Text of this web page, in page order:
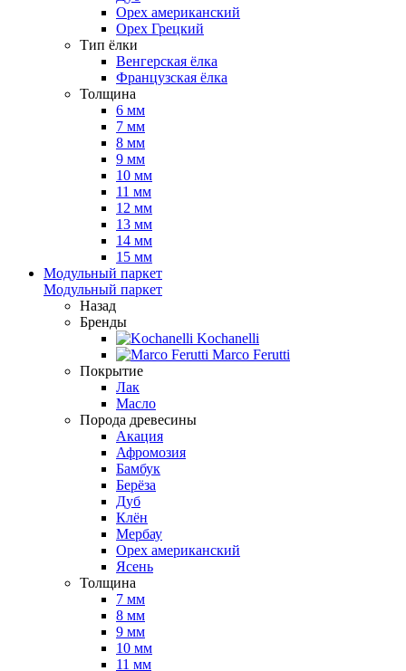
Орех американский
Орех Грецкий
Тип ёлки
Венгерская ёлка
Французская ёлка
Толщина
6 мм
7 мм
8 мм
9 мм
10 мм
11 мм
12 мм
13 мм
14 мм
15 мм
Модульный паркет
Модульный паркет
Назад
Бренды
Kochanelli
Marco Ferutti
Покрытие
Лак
Масло
Порода древесины
Акация
Афромозия
Бамбук
Берёза
Дуб
Клён
Мербау
Орех американский
Ясень
Толщина
7 мм
8 мм
9 мм
10 мм
11 мм